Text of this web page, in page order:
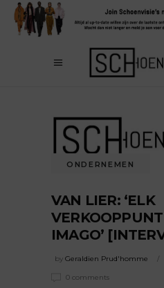
ONDERNEMEN
VAN LIER: ‘ELK
IMAGO’
by Geraldien Prud'homme
0 comments